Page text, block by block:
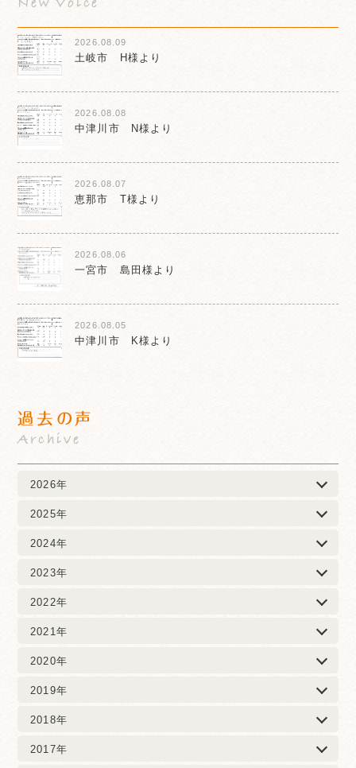
2026.08.09
土岐市 H様より
2026.08.08
中津川市 N様より
2026.08.07
恵那市 T様より
2026.08.06
一宮市 島田様より
2026.08.05
中津川市 K様より
過去の声
Archive
2026年
2025年
2024年
2023年
2022年
2021年
2020年
2019年
2018年
2017年